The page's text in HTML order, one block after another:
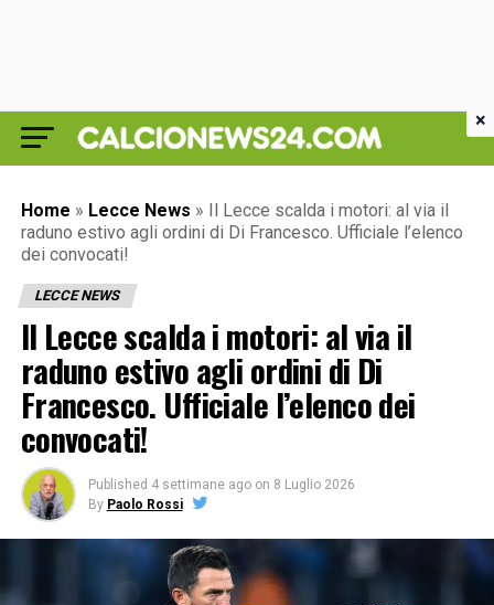
Home » Lecce News » Il Lecce scalda i motori: al via il
raduno estivo agli ordini di Di Francesco. Ufficiale l’elenco
dei convocati!
LECCE NEWS
Il Lecce scalda i motori: al via il
raduno estivo agli ordini di Di
Francesco. Ufficiale l’elenco dei
convocati!
Published 4 settimane ago on 8 Luglio 2026
By Paolo Rossi
×